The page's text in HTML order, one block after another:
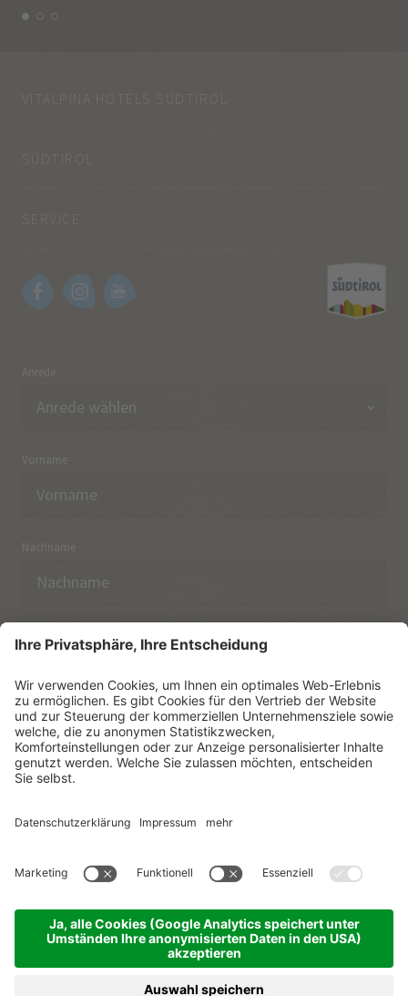
VITALPINA HOTELS SÜDTIROL
SÜDTIROL
Anrede
Vorname
Nachname
Ich habe dieDatenschutzerklärungzur Kenntnis
genommen.
NEWSLETTER ABONNIEREN
Cookie-Einstellungen .
produced by